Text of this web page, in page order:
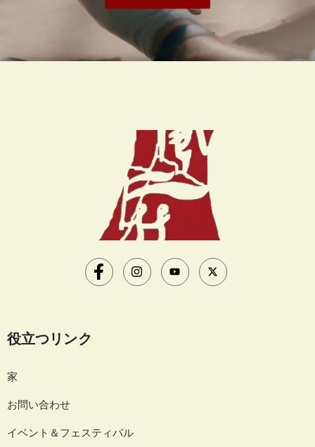
役立つリンク
家
お問い合わせ
イベント＆フェスティバル